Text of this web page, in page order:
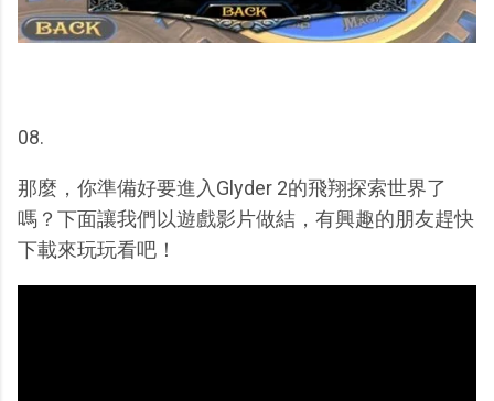
08.
那麼，你準備好要進入Glyder 2的飛翔探索世界了
嗎？下面讓我們以遊戲影片做結，有興趣的朋友趕快
下載來玩玩看吧！